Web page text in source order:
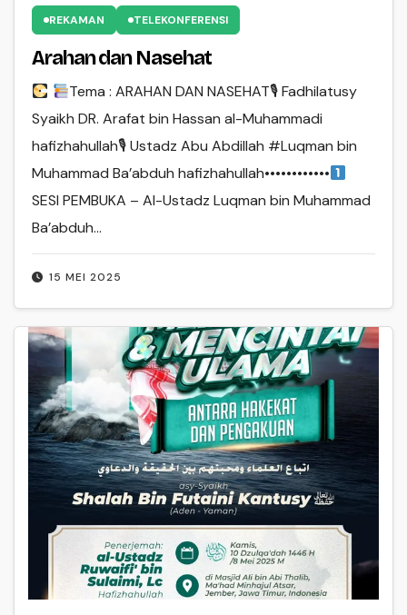
REKAMAN TELEKONFERENSI
Arahan dan Nasehat
15 MEI 2025
Tema : ARAHAN DAN NASEHAT🎙 Fadhilatusy
Syaikh DR. Arafat bin Hassan al-Muhammadi
hafizhahullah🎙 Ustadz Abu Abdillah #Luqman bin
Muhammad Ba’abduh hafizhahullah••••••••••••
SESI PEMBUKA – Al-Ustadz Luqman bin Muhammad
Ba’abduh…